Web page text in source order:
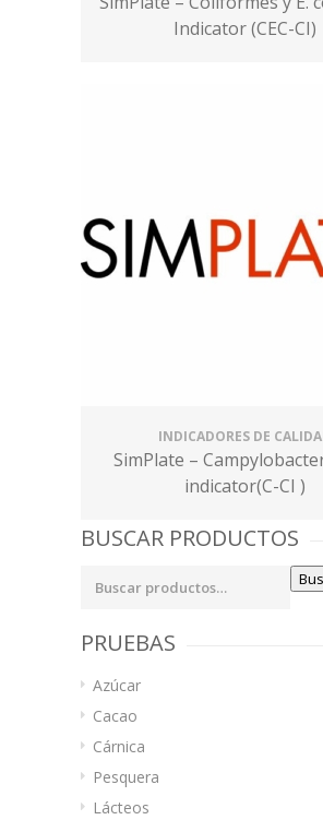
Indicator (CEC-CI)
INDICADORES DE
SimPlate –
indicator(C-CI )
BUSCAR PRODUCTOS
PRUEBAS
Azúcar
Cacao
Cárnica
Pesquera
Lácteos